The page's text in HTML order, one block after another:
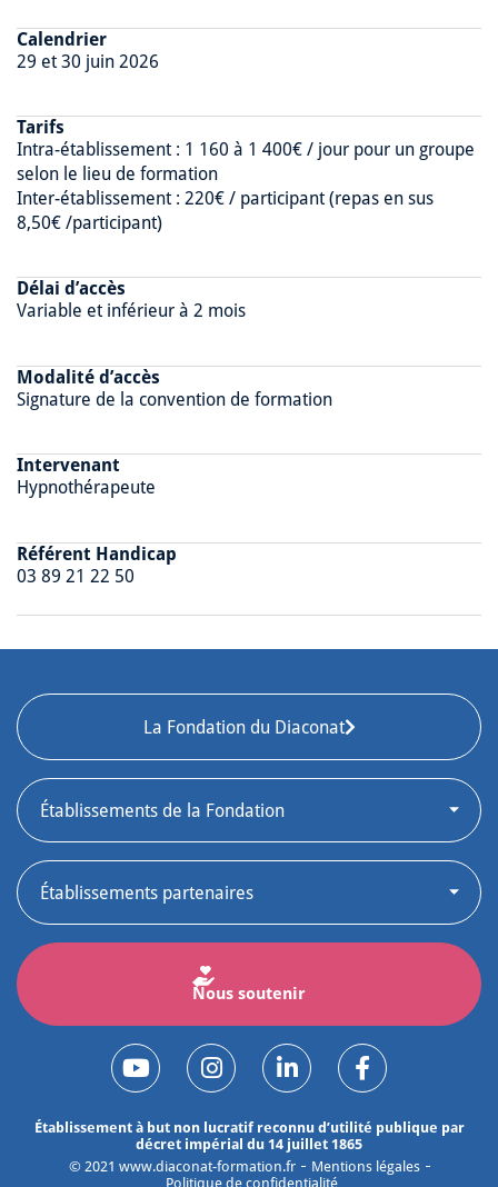
Calendrier
29 et 30 juin 2026
Tarifs
Intra-établissement : 1 160 à 1 400€ / jour pour un groupe
selon le lieu de formation
Inter-établissement : 220€ / participant (repas en sus
8,50€ /participant)
Délai d’accès
Variable et inférieur à 2 mois
Modalité d’accès
Signature de la convention de formation
Intervenant
Hypnothérapeute
Référent Handicap
03 89 21 22 50
La Fondation du Diaconat
Nous soutenir
Établissement à but non lucratif reconnu d’utilité publique par
décret impérial du 14 juillet 1865
©2021 www.diaconat-formation.fr
Mentions légales
Politique de confidentialité